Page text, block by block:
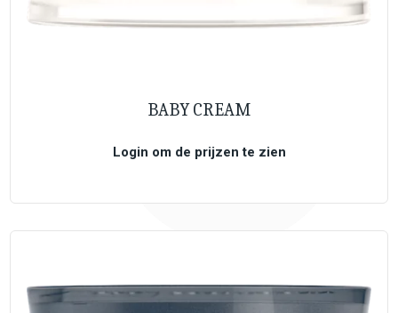
BABY CREAM
Login om de prijzen te zien